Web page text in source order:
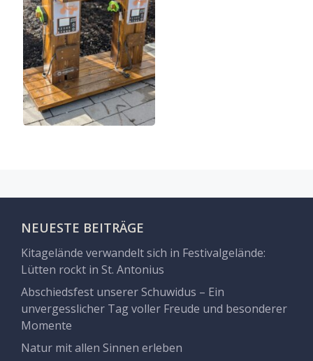
NEUESTE BEITRÄGE
Kitagelände verwandelt sich in Festivalgelände:
Lütten rockt in St. Antonius
Abschiedsfest unserer Schuwidus – Ein
unvergesslicher Tag voller Freude und besonderer
Momente
Natur mit allen Sinnen erleben